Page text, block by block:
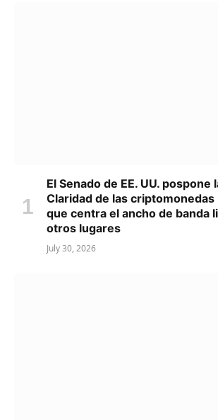
El Senado de EE. UU. pospone
Claridad de las criptomonedas
que centra el ancho de banda
otros lugares
July 30, 2026